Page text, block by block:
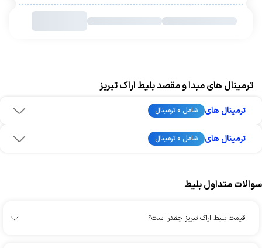
ترمینال های مبدا و مقصد بلیط اراک تبریز
ترمینال های شامل 0 ترمینال
ترمینال های شامل 0 ترمینال
سوالات متداول بلیط
قیمت بلیط اراک تبریز چقدر است؟